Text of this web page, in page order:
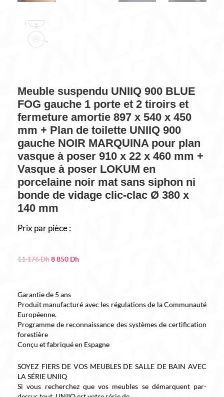
Meuble suspendu UNIIQ 900 BLUE
FOG gauche 1 porte et 2 tiroirs et
fermeture amortie 897 x 540 x 450
mm + Plan de toilette UNIIQ 900
gauche NOIR MARQUINA pour plan
vasque à poser 910 x 22 x 460 mm +
Vasque à poser LOKUM en
porcelaine noir mat sans siphon ni
bonde de vidage clic-clac Ø 380 x
140 mm
Prix par pièce :
11 176DhLe
11
176 Dh.
8 850 DhLe
850 Dh.
Garantie de 5 ans
Produit manufacturé avec les régulations de la Communauté
Européenne.
Programme de reconnaissance des systèmes de certification
forestière
Conçu et fabriqué en Espagne
SOYEZ FIERS DE VOS MEUBLES DE SALLE DE BAIN AVEC
LA SÉRIE UNIIQ
Si vous recherchez que vos meubles se démarquent par-